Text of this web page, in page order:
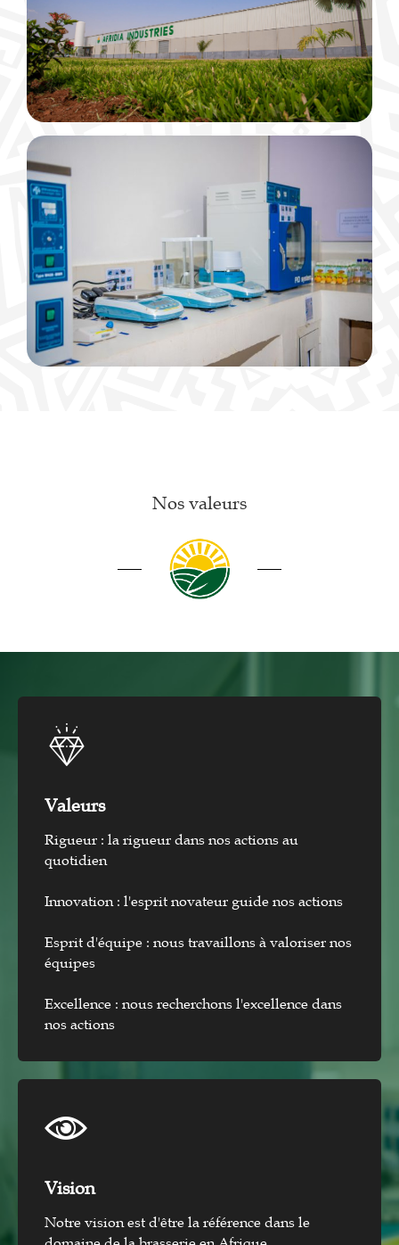
Nos valeurs
Valeurs
Rigueur : la rigueur dans nos actions au
quotidien
Innovation : l'esprit novateur guide nos actions
Esprit d'équipe : nous travaillons à valoriser nos
équipes
Excellence : nous recherchons l'excellence dans
nos actions
Vision​
Notre vision est d'être la référence dans le